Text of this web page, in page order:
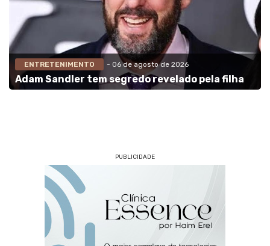
ENTRETENIMENTO - 06 de agosto de 2026
Adam Sandler tem segredo revelado pela filha
PUBLICIDADE